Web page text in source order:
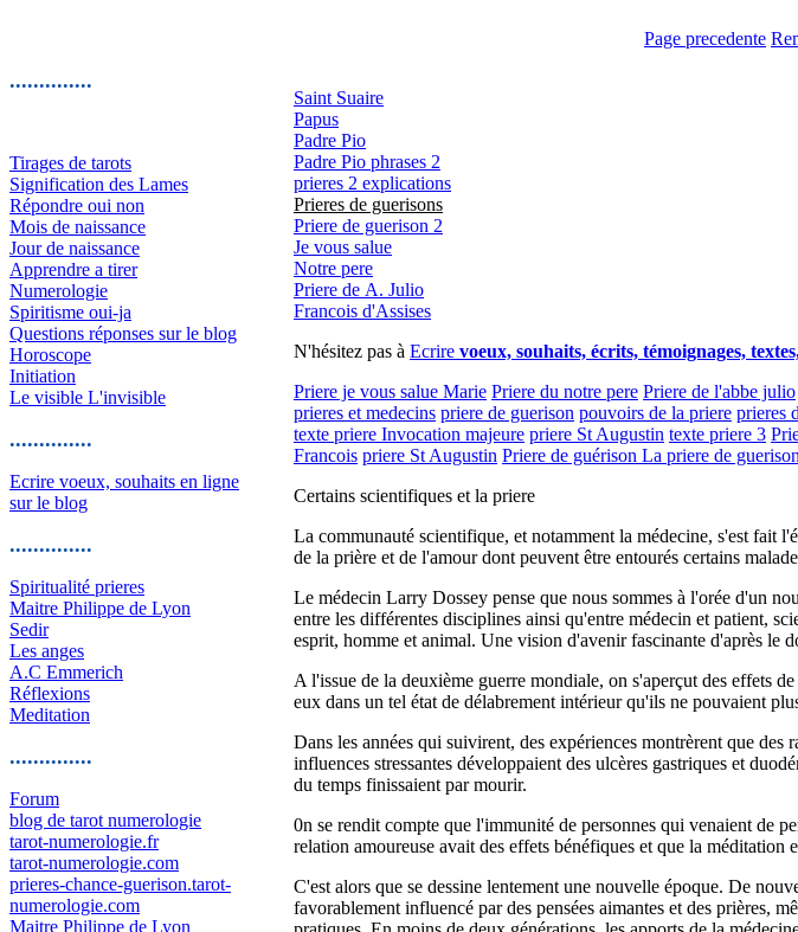
Page precedente
..............
Tirages de tarots
Signification des Lames
Répondre oui non
Mois de naissance
Jour de naissance
Apprendre a tirer
Numerologie
Spiritisme oui-ja
Questions réponses sur le blog
Horoscope
Initiation
Le visible L'invisible
..............
Ecrire voeux, souhaits en ligne
sur le blog
..............
Spiritualité prieres
Maitre Philippe de Lyon
Sedir
Les anges
A.C Emmerich
Réflexions
Meditation
..............
Forum
blog de tarot numerologie
tarot-numerologie.fr
tarot-numerologie.com
prieres-chance-guerison.tarot-
numerologie.com
Maitre Philippe de Lyon
Saint Suaire
Papus
Padre Pio
Padre Pio phrases 2
prieres 2 explications
Prieres de guerisons
Priere de guerison 2
Je vous salue
Notre pere
Priere de A. Julio
Francois d'Assises
N'hésitez pas à Ecrire voeux, souhaits, écrits, témoignages,
Priere je vous salue Marie Priere du notre pere Priere de l'abbe julio
prieres et medecins priere de guerison pouvoirs de la priere prieres
texte priere Invocation majeure priere St Augustin texte priere 3
Francois priere St Augustin Priere de guérison La priere de
Certains scientifiques et la priere
La communauté scientifique, et notamment la médecine, s'est fait
de la prière et de l'amour dont peuvent être entourés certains
Le médecin Larry Dossey pense que nous sommes à l'orée d'un
entre les différentes disciplines ainsi qu'entre médecin et patient,
esprit, homme et animal. Une vision d'avenir fascinante d'après le
A l'issue de la deuxième guerre mondiale, on s'aperçut des effets
eux dans un tel état de délabrement intérieur qu'ils ne pouvaient
Dans les années qui suivirent, des expériences montrèrent que des
influences stressantes développaient des ulcères gastriques et
du temps finissaient par mourir.
0n se rendit compte que l'immunité de personnes qui venaient de
relation amoureuse avait des effets bénéfiques et que la méditation
C'est alors que se dessine lentement une nouvelle époque. De
favorablement influencé par des pensées aimantes et des prières,